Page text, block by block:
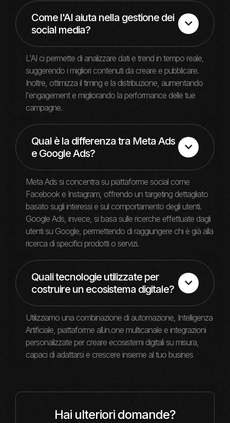
Come l'AI aiuta nella gestione dei
social media?

L'AI ci permette di analizzare dati e trend in tempo reale,
suggerendo i migliori contenuti da creare e pubblicare.
Inoltre, ottimizza il timing e la distribuzione, aumentando
l'engagement e migliorando la performance delle tue
campagne.
Qual è la differenza tra Meta Ads
e Google Ads?

Meta Ads si concentra su piattaforme social come
Facebook e Instagram, offrendo un targeting dettagliato
basato sugli interessi e sul comportamento degli utenti.
Google Ads, invece, si basa sulle ricerche effettuate dagli
utenti su Google, permettendo di raggiungere chi è già alla
ricerca di specifici prodotti o servizi.
Quali tecnologie utilizzate per
costruire un ecosistema digitale?

Utilizziamo una combinazione di automazione, Intelligenza
Artificiale, piattaforme all.in.one multicanale e integrazioni
personalizzate per creare ecosistemi digitali su misura,
capaci di adattarsi e crescere insieme al tuo busines
Hai ulteriori domande?